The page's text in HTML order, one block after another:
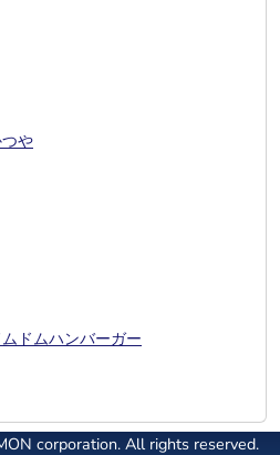
や
ドムハンバーガー
corporation. All rights reserved.